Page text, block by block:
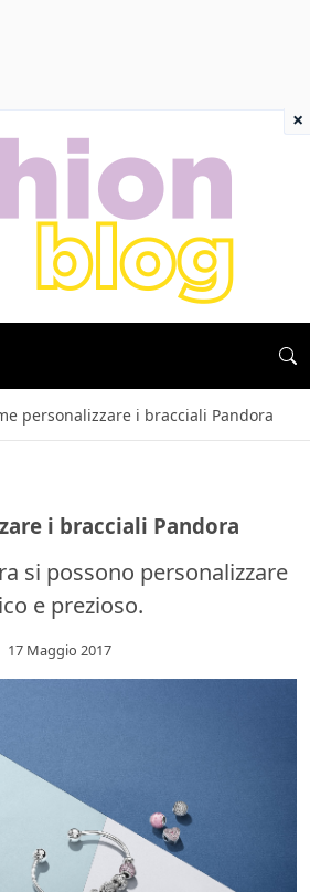
personalizzare i bracciali Pandora
i bracciali Pandora
si possono personalizzare
e prezioso.
17 Maggio 2017
×